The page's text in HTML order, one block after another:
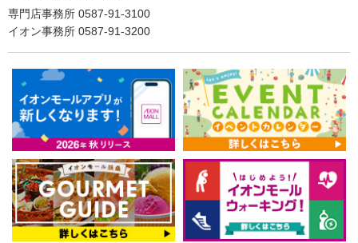
専門店事務所 0587-91-3100
イオン事務所 0587-91-3200